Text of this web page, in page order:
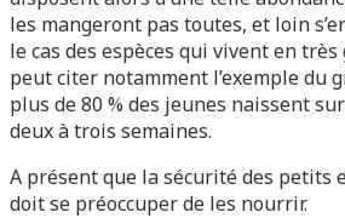
les mangeront pas toutes, et loin
le cas des espèces qui vivent en
peut citer notamment l’exemple du
plus de 80 % des jeunes naissent
deux à trois semaines.
A présent que la sécurité des petits
doit se préoccuper de les nourrir.